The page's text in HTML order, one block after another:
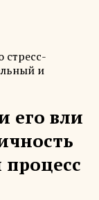
и
его вли